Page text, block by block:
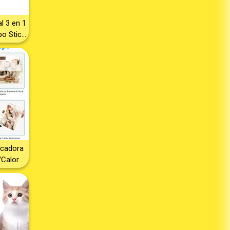
–
3 en 1
Stick
–
Ideal
-
-
-
- frío
-